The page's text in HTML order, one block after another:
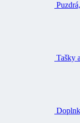
Tašky